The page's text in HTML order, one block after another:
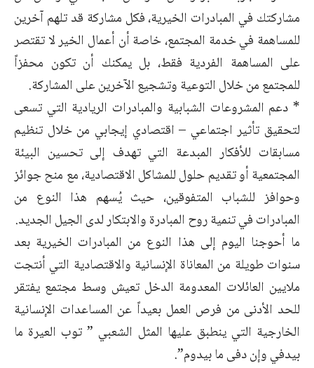
مشاركتك في المبادرات الخيرية، فكل مشاركة قد تلهم آخرين
للمساهمة في خدمة المجتمع، خاصة أن أعمال الخير لا تقتصر
على المساهمة الفردية فقط، بل يمكنك أن تكون محفزاً
للمجتمع من خلال التوعية وتشجيع الآخرين على المشاركة.
* دعم المشروعات الشبابية والمبادرات الريادية التي تسعى
لتحقيق تأثير اجتماعي – اقتصادي إيجابي من خلال تنظيم
مسابقات للأفكار المبدعة التي تهدف إلى تحسين البيئة
المجتمعية أو تقديم حلول للمشاكل الاقتصادية، مع منح جوائز
وحوافز للشباب المتفوقين، حيث يُسهم هذا النوع من
المبادرات في تنمية روح المبادرة والابتكار لدى الجيل الجديد.
ما أحوجنا اليوم إلى هذا النوع من المبادرات الخيرية بعد
سنوات طويلة من المعاناة الإنسانية والاقتصادية التي أنتجت
ملايين العائلات المعدومة الدخل تعيش وسط مجتمع يفتقر
للحد الأدنى من فرص العمل بعيداً عن المساعدات الإنسانية
الخارجية التي ينطبق عليها المثل الشعبي ” توب العيرة ما
بيدفي وإن دفى ما بيدوم”.